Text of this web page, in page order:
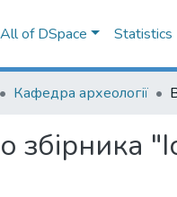
All of DSpace Statistics
Кафедра археології